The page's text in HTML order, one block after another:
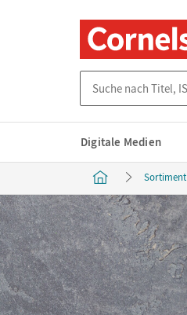
Digitale Medien
Sortiment